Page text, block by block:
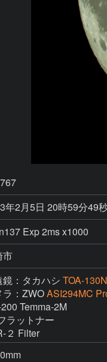
年2月5日 20時59分49
Exp 2ms x1000
市
鏡：タカハシ TOA-
ラ：ZWOASI294MC
Temma-2M
ラットナー
２ Filter